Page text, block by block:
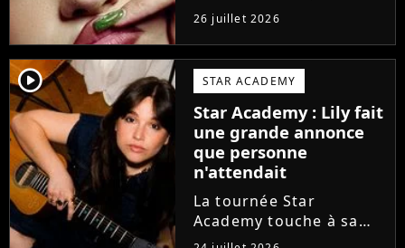
se confie en interview
sur Volum sur la
création de son EP tout
va bien (j'crois), son
envie de gommer
l'étiquette Star
Academy, le jeu...
26 juillet 2026
player2 STAR ACADEMY
Star Academy : Lily fait
une grande annonce
que personne
n'attendait
La tournée Star
Academy touche à sa
fin. Et bonne nouvelle :